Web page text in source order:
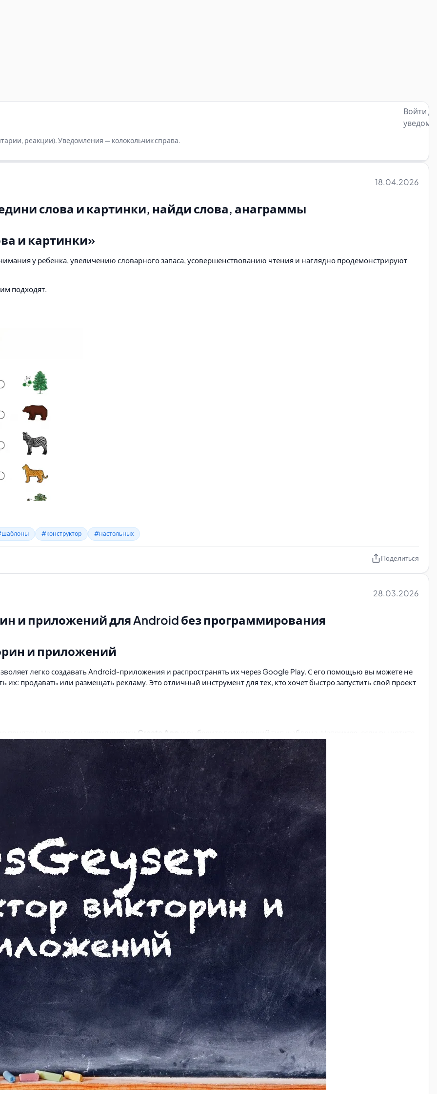
реакции). Уведомления — колокольчик справа.
Войти
18.04.2026
слова и картинки, найди слова, анаграммы
и картинки»
у ребенка, увеличению словарного запаса, усовершенствованию чтения и наглядно продемонстрируют
подходят.
запомнить правильное написание слов, улучшить навыки чтения.
содержаться в вашей головоломке.
#конструктор #настольных
Поделиться
28.03.2026
и приложений для Android без программирования
и приложений
легко создавать Android-приложения и распространять их через Google Play. С его помощью вы можете не
продавать или размещать рекламу. Это отличный инструмент для тех, кто хочет быстро запустить свой проект
понятен. Начните с нажатия кнопки Create App
и выберите подходящий тип шаблона. Например, если вы хотите
в виде тега HTML.
свой код, придумайте название и описание, загрузите иконку и снова нажмите Create App
доступным даже для новичков, позволяя стать Android-разработчиком за считанные минуты.
сколько угодно приложений абсолютно бесплатно, без скрытых платежей.
может служить веб-страница, канал YouTube, PDF-документ, RSS-лента, галерея фотографий, аудиофайл и
(например, документ или ссылка), создание приложения занимает всего десятки секунд.
не только ссылку на APK-файл, но и QR-код для мгновенной установки на телефон, а также кнопку для
предварительно посмотреть, как приложение будет выглядеть и работать на устройстве.
тестов (Quiz) и игр, что расширяет его функционал для образовательных и развлекательных проектов.
интерактивные тесты. Вот пошаговая инструкция:
викторины.
+ Add questionв разделеQuestions.